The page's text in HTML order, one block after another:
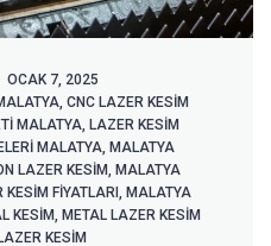
OCAK 7, 2025
, CNC LAZER KESIM
MALATYA, LAZER KESIM
MALATYA, MALATYA
LAZER KESIM, MALATYA
FIYATLARI , MALATYA
KESIM, METAL LAZER KESIM
KESIM